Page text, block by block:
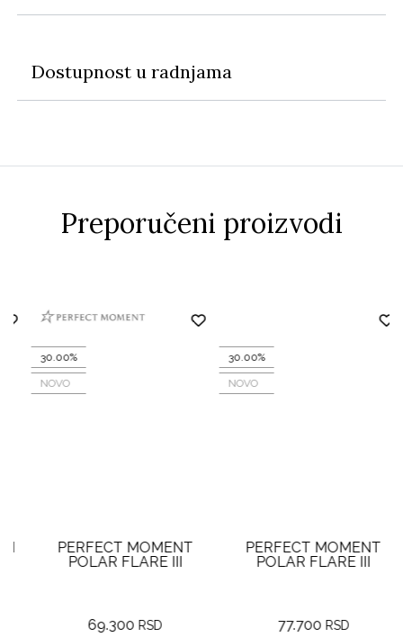
Dostupnost u radnjama
Preporučeni proizvodi
30.00%
NOVO
PERFECT MOMENT
POLAR FLARE III
69.300RSD
30.00%
NOVO
PERFECT MOMENT
POLAR FLARE III
77.700RSD